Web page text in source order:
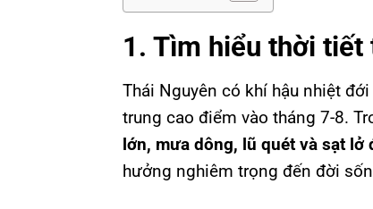
1. Tìm hiểu thời tiết
Thái Nguyên có khí hậu nhiệt
trung cao điểm vào tháng 7-8.
lớn, mưa dông, lũ quét và sạt lở
hưởng nghiêm trọng đến đời